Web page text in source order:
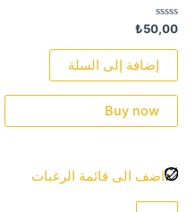
تم
التقييم
0
₺50,00
إضافة إلى السلة
Buy now
اضف الى قائمة الرغبات